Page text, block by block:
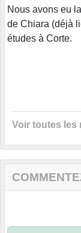
Nous avons eu
de Chiara (déjà
études à Corte.
Voir toutes les